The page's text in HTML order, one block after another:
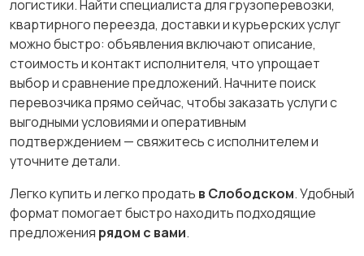
логистики. Найти специалиста для грузоперевозки,
квартирного переезда, доставки и курьерских услуг
можно быстро: объявления включают описание,
стоимость и контакт исполнителя, что упрощает
выбор и сравнение предложений. Начните поиск
перевозчика прямо сейчас, чтобы заказать услуги с
выгодными условиями и оперативным
подтверждением — свяжитесь с исполнителем и
уточните детали.
Легко купить и легко продать в Слободском. Удобный
формат помогает быстро находить подходящие
предложения рядом с вами.